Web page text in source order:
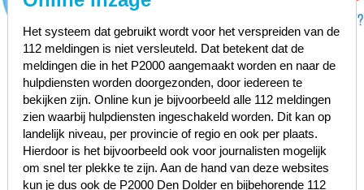
Het systeem dat gebruikt wordt voor het verspreiden van de
112 meldingen is niet versleuteld. Dat betekent dat de
meldingen die in het P2000 aangemaakt worden en naar de
hulpdiensten worden doorgezonden, door iedereen te
bekijken zijn. Online kun je bijvoorbeeld alle 112 meldingen
zien waarbij hulpdiensten ingeschakeld worden. Dit kan op
landelijk niveau, per provincie of regio en ook per plaats.
Hierdoor is het bijvoorbeeld ook voor journalisten mogelijk
om snel ter plekke te zijn. Aan de hand van deze websites
kun je dus ook de P2000 Den Dolder en bijbehorende 112